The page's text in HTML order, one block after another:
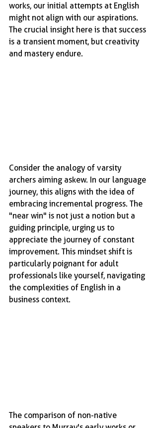
works, our initial attempts at English
might not align with our aspirations.
The crucial insight here is that success
is a transient moment, but creativity
and mastery endure.
Consider the analogy of varsity
archers aiming askew. In our language
journey, this aligns with the idea of
embracing incremental progress. The
"near win" is not just a notion but a
guiding principle, urging us to
appreciate the journey of constant
improvement. This mindset shift is
particularly poignant for adult
professionals like yourself, navigating
the complexities of English in a
business context.
The comparison of non-native